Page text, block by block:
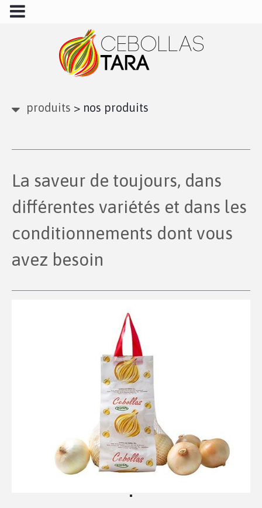
produits > nos produits
La saveur de toujours, dans
différentes variétés et dans les
conditionnements dont vous
avez besoin